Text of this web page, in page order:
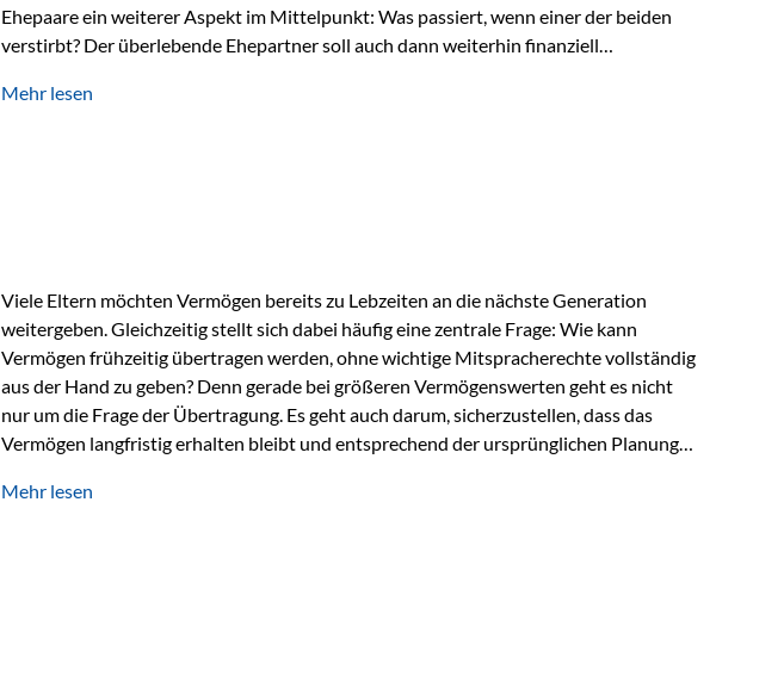
Ehepaare ein weiterer Aspekt im Mittelpunkt: Was passiert, wenn einer der beiden
verstirbt? Der überlebende Ehepartner soll auch dann weiterhin finanziell
können. Genau für diese Ausgangssituation bietet die Private Wealth Police der
Mehr lesen
Viele Eltern möchten Vermögen bereits zu Lebzeiten an die nächste Generation
weitergeben. Gleichzeitig stellt sich dabei häufig eine zentrale Frage: Wie kann
Vermögen frühzeitig übertragen werden, ohne wichtige Mitspracherechte vollständig
aus der Hand zu geben? Denn gerade bei größeren Vermögenswerten geht es nicht
nur um die Frage der Übertragung. Es geht auch darum, sicherzustellen, dass das
Vermögen langfristig erhalten bleibt und entsprechend der ursprünglichen Planung
Ein Vater schenkt seiner Tochter einen Teil seines Vermögens. Einige Jahre später
Mehr lesen